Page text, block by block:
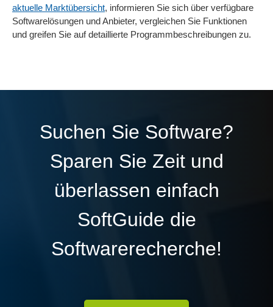
aktuelle Marktübersicht, informieren Sie sich über verfügbare
Softwarelösungen und Anbieter, vergleichen Sie Funktionen
und greifen Sie auf detaillierte Programmbeschreibungen zu.
Suchen Sie Software?
Sparen Sie Zeit und
überlassen einfach
SoftGuide die
Softwarerecherche!